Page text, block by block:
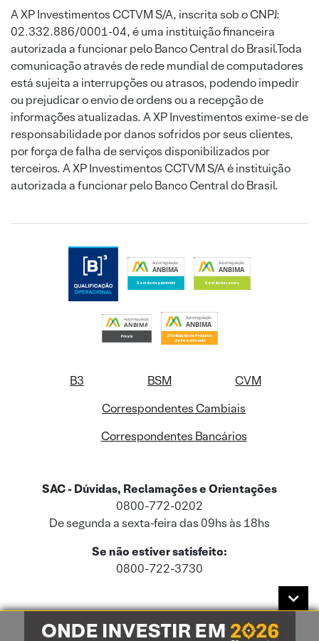
A XP Investimentos CCTVM S/A, inscrita sob o CNPJ:
02.332.886/0001-04, é uma instituição financeira
autorizada a funcionar pelo Banco Central do Brasil.Toda
comunicação através de rede mundial de computadores
está sujeita a interrupções ou atrasos, podendo impedir
ou prejudicar o envio de ordens ou a recepção de
informações atualizadas. A XP Investimentos exime-se de
responsabilidade por danos sofridos por seus clientes,
por força de falha de serviços disponibilizados por
terceiros. A XP Investimentos CCTVM S/A é instituição
autorizada a funcionar pelo Banco Central do Brasil.
B3 BSM
CVM
Correspondentes Cambiais
Correspondentes Bancários
SAC - Dúvidas, Reclamações e Orientações
0800-772-0202
De segunda a sexta-feira das 09hs às 18hs
Se não estiver satisfeito:
0800-722-3730
Este site usa cookies e dados pessoais de acordo com a nossaPolítica de
Cookies
e a nossaPolítica de Privacidade.